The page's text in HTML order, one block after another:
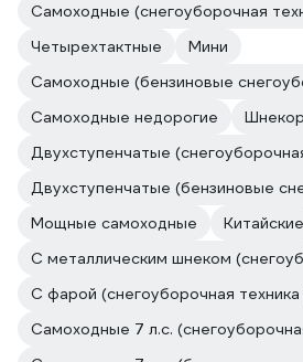
Четырехтактные
Мини
Самоходные (бензиновые
Самоходные недорогие
Двухступенчатые (бензиновые
Мощные самоходные
Китайские
С фарой (снегоуборочная